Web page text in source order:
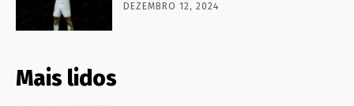
DEZEMBRO 12, 2024
Mais lidos